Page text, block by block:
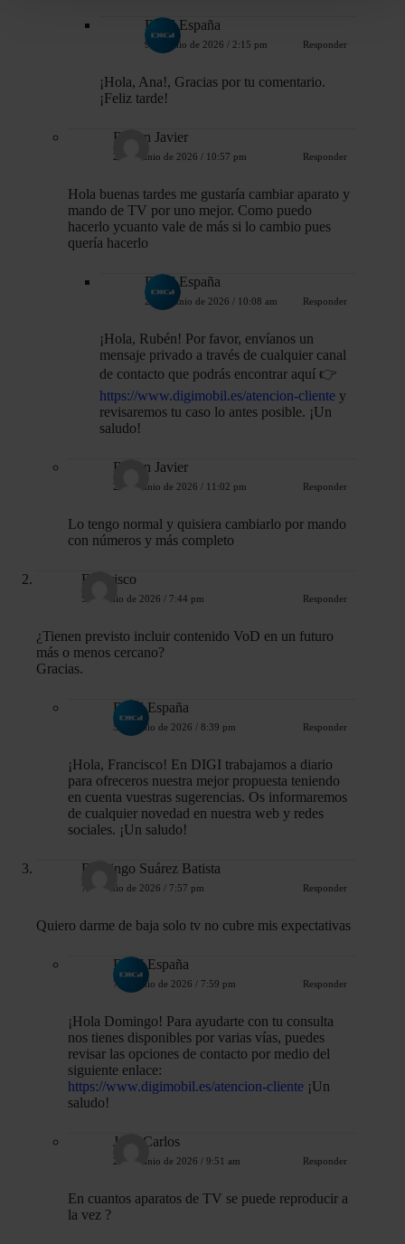
datos personales y establezca sus preferencias en la
. Puede cambiar o retirar su
consentimiento en cualquier momento en la Declaración
para analizar tus hábitos de navegación y del conjunto de
usuarios y mostrarte contenido personalizado en los
anuncios que ves. A continuación puedes rechazar,
configurar o aceptar tú mismo las cookies.
Para más información sobre esto y las posibilidades de
transferencias internacionales de datos, consulta nuestra
Política de cookies .
DIGI España
9 de junio de 2026 / 2:15 pm Responder
¡Hola, Ana!, Gracias por tu comentario.
¡Feliz tarde!
Ruben Javier
28 de junio de 2026 / 10:57 pm Responder
Hola buenas tardes me gustaría cambiar aparato y
mando de TV por uno mejor. Como puedo
hacerlo ycuanto vale de más si lo cambio pues
quería hacerlo
DIGI España
29 de junio de 2026 / 10:08 am Responder
¡Hola, Rubén! Por favor, envíanos un
mensaje privado a través de cualquier canal
de contacto que podrás encontrar aquí 👉
https://www.digimobil.es/atencion-cliente y
revisaremos tu caso lo antes posible. ¡Un
saludo!
Ruben Javier
28 de junio de 2026 / 11:02 pm Responder
Lo tengo normal y quisiera cambiarlo por mando
con números y más completo
Francisco
5 de junio de 2026 / 7:44 pm Responder
¿Tienen previsto incluir contenido VoD en un futuro
más o menos cercano?
Gracias.
DIGI España
5 de junio de 2026 / 8:39 pm Responder
¡Hola, Francisco! En DIGI trabajamos a diario
para ofreceros nuestra mejor propuesta teniendo
en cuenta vuestras sugerencias. Os informaremos
de cualquier novedad en nuestra web y redes
sociales. ¡Un saludo!
Domingo Suárez Batista
7 de junio de 2026 / 7:57 pm Responder
Quiero darme de baja solo tv no cubre mis expectativas
DIGI España
7 de junio de 2026 / 7:59 pm Responder
¡Hola Domingo! Para ayudarte con tu consulta
nos tienes disponibles por varias vías, puedes
revisar las opciones de contacto por medio del
siguiente enlace:
https://www.digimobil.es/atencion-cliente ¡Un
saludo!
Juan Carlos
23 de junio de 2026 / 9:51 am Responder
En cuantos aparatos de TV se puede reproducir a
la vez ?